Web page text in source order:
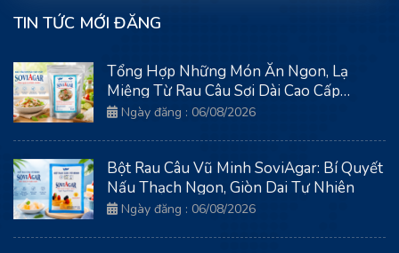
TIN TỨC MỚI ĐĂNG
Tổng Hợp Những Món Ăn Ngon, Lạ
Miệng Từ Rau Câu Sợi Dài Cao Cấp
SoviAgar
Ngày đăng : 06/08/2026
Bột Rau Câu Vũ Minh SoviAgar: Bí Quyết
Nấu Thạch Ngon, Giòn Dai Tự Nhiên
Ngày đăng : 06/08/2026